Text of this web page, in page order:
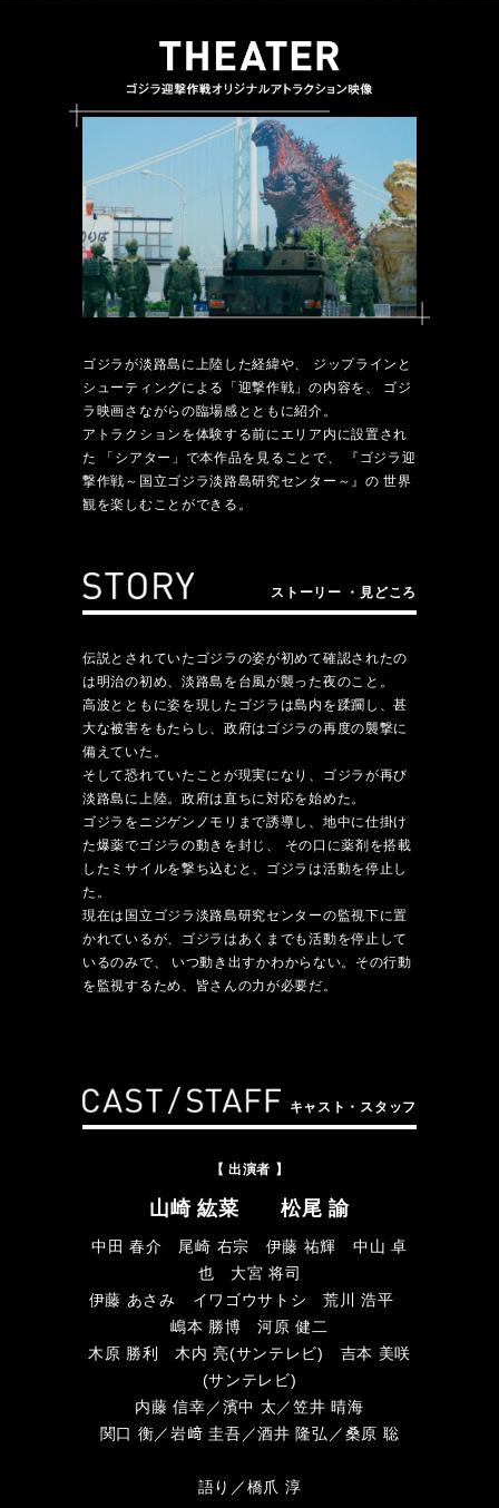
ゴジラが淡路島に上陸した経緯や、
ジップラインと
シューティングによる「迎撃作戦」の内容を、 ゴジ
ラ映画さながらの臨場感とともに紹介。
アトラクションを体験する前にエリア内に設置され
た
「シアター」で本作品を見ることで、
『ゴジラ迎
撃作戦～国立ゴジラ淡路島研究センター～』の世界
観を楽しむことができる。
ストーリー ・見どころ
伝説とされていたゴジラの姿が初めて確認されたの
は明治の初め、淡路島を台風が襲った夜のこと。
高波とともに姿を現したゴジラは島内を蹂躙し、甚
大な被害をもたらし、政府はゴジラの再度の襲撃に
備えていた。
そして恐れていたことが現実になり、ゴジラが再び
淡路島に上陸。政府は直ちに対応を始めた。
ゴジラをニジゲンノモリまで誘導し、地中に仕掛け
た爆薬でゴジラの動きを封じ、
その口に薬剤を搭載
したミサイルを撃ち込むと、ゴジラは活動を停止し
た。
現在は国立ゴジラ淡路島研究センターの監視下に置
かれているが、ゴジラはあくまでも活動を停止して
いるのみで、 いつ動き出すかわからない。その行動
を監視するため、皆さんの力が必要だ。
キャスト・スタッフ
【 出演者 】
山崎 紘菜 松尾 諭
中田 春介 尾崎 右宗 伊藤 祐輝 中山 卓
也 大宮 将司
伊藤 あさみ イワゴウサトシ 荒川 浩平
嶋本 勝博 河原 健二
木原 勝利 木内 亮(サンテレビ) 吉本 美咲
(サンテレビ)
内藤 信幸／濱中 太／笠井 晴海
関口 衡／岩﨑 圭吾／酒井 隆弘／桑原 聡
語り／橋爪 淳